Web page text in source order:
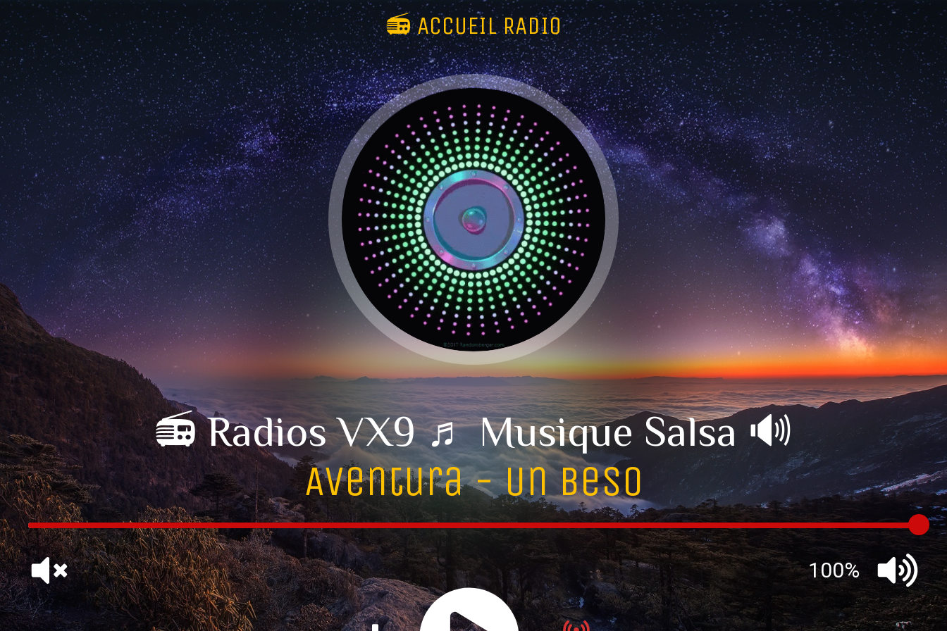
📻 ACCUEIL RADIO
📻 Radios VX9 ♬ Musique Salsa 🔊
Aventura - Un Beso
100%